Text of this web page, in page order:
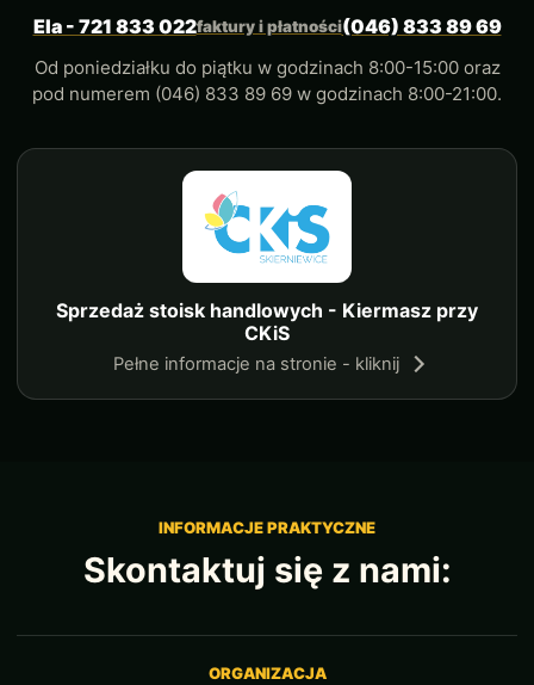
Ela - 721 833 022faktury i płatności(046) 833 89 69
Od poniedziałku do piątku w godzinach 8:00-15:00 oraz
pod numerem (046) 833 89 69 w godzinach 8:00-21:00.
Sprzedaż stoisk handlowych - Kiermasz przy
CKiS
Pełne informacje na stronie - kliknij
INFORMACJE PRAKTYCZNE
Skontaktuj się z nami:
ORGANIZACJA